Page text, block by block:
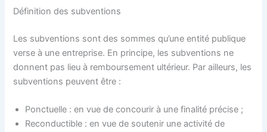
Définition des subventions
Les subventions sont des sommes qu’une entité publique
verse à une entreprise. En principe, les subventions ne
donnent pas lieu à remboursement ultérieur. Par ailleurs, les
subventions peuvent être :
Ponctuelle : en vue de concourir à une finalité précise ;
Reconductible : en vue de soutenir une activité de